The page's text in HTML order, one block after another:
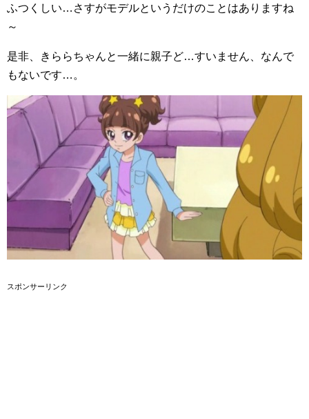
ふつくしい…さすがモデルというだけのことはありますね
～
是非、きららちゃんと一緒に親子ど…すいません、なんで
もないです…。
スポンサーリンク